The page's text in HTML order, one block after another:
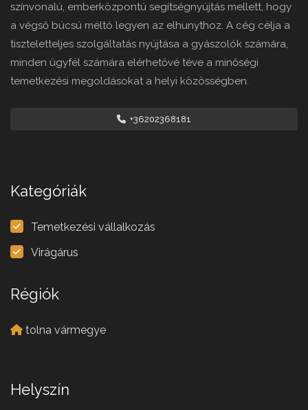
színvonalú, emberközpontú segítségnyújtás mellett, hogy
a végső búcsú méltó legyen az elhunythoz. A cég célja a
tiszteletteljes szolgáltatás nyújtása a gyászolók számára,
minden ügyfél számára elérhetővé téve a minőségi
temetkezési megoldásokat a helyi közösségben.
+36202368181
Kategóriák
Temetkezési vállalkozás
Virágárus
Régiók
tolna vármegye
Helyszín